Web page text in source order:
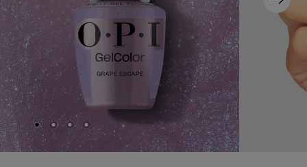
Skip to slide
Skip to slide2
Skip to slide 3
Skip to slide 4